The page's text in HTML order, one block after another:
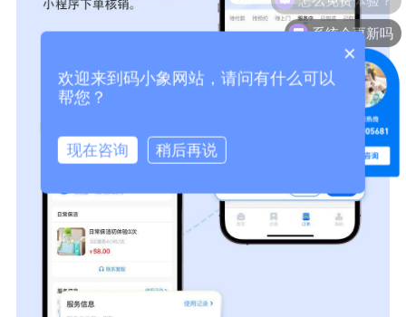
系统会更新吗
×
欢迎来到码小象网站，请问有什么可以
帮您？
现在咨询 稍后再说